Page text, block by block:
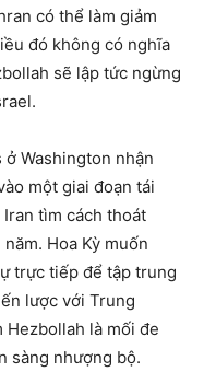
có thể làm giảm
đó không có nghĩa
sẽ lập tức ngừng
Washington nhận
một giai đoạn tái
tìm cách thoát
Hoa Kỳ muốn
trực tiếp để tập trung
lược với Trung
Hezbollah là mối đe
sàng nhượng bộ.